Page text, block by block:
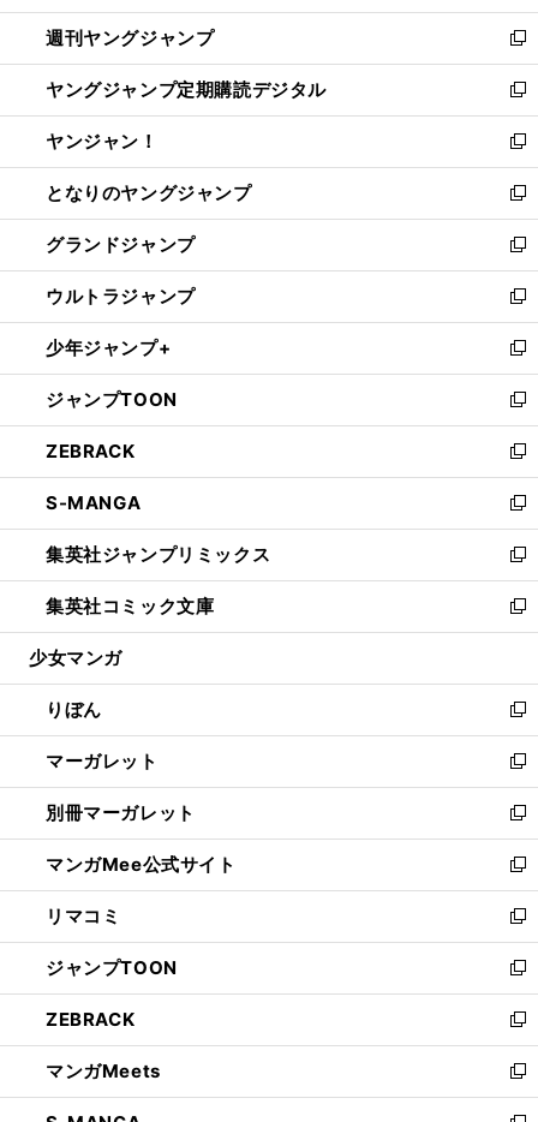
開
く
ウ
で
開
く
ン
ド
ウ
で
開
く
ウ
ィ
ン
ド
ウ
で
開
く
週刊ヤングジャンプ
新
し
い
ウ
ィ
ン
ド
ウ
で
開
く
ヤングジャンプ定期購読デジタル
新
し
い
ウ
ィ
ン
ド
ウ
で
開
く
ヤンジャン！
新
し
い
ウ
ィ
ン
ド
ウ
で
開
く
となりのヤングジャンプ
新
し
い
ウ
ィ
ン
ド
ウ
で
開
く
グランドジャンプ
新
し
い
ウ
ィ
ン
ド
ウ
で
開
く
ウルトラジャンプ
新
し
い
ウ
ィ
ン
ド
ウ
で
開
く
少年ジャンプ+
新
し
い
ウ
ィ
ン
ド
ウ
で
開
く
ジャンプTOON
新
し
い
ウ
ィ
ン
ド
ウ
で
開
ZEBRACK
新
し
い
ウ
ィ
ン
ド
ウ
開
く
S-MANGA
新
し
い
ウ
ィ
ン
ウ
で
開
く
集英社ジャンプリミックス
新
し
い
ウ
ン
ド
ウ
で
開
く
集英社コミック文庫
新
し
ウ
ィ
ン
ド
ウ
で
開
く
少女マンガ
りぼん
新
し
い
ウ
ィ
ン
ド
ウ
で
開
く
マーガレット
新
し
い
ウ
ィ
ン
ド
ウ
で
開
く
別冊マーガレット
新
し
い
ウ
ィ
ン
ド
ウ
で
開
く
マンガMee公式サイト
新
し
い
ウ
ィ
ン
ド
ウ
で
開
リマコミ
新
し
い
ウ
ィ
ン
ド
ウ
ジャンプTOON
新
し
い
ウ
ィ
ン
ZEBRACK
新
し
い
ウ
マンガMeets
新
し